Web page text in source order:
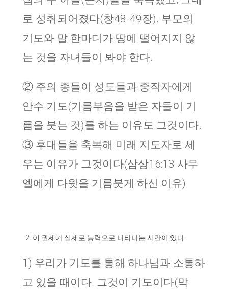
로 성취되어졌다(창48-49장). 부모의
기도와 말 한마디가 땅에 떨어지지 않
는 것을 자녀들이 봐야 한다.
② 주의 종들이 성도들과 중직자에게
안수 기도(기름부음을 받은 자들이 기
름을 붓는 것)를 하는 이유도 그것이다.
③ 후대들을 축복해 미래 지도자로 세
우는 이유가 그것이다(삼상16:13 사무
엘에게 다윗을 기름붓게 하신 이유)
이 권세가 실제로 능력으로 나타나는 시간이 있다.
1) 우리가 기도를 통해 하나님과 소통하
고 있을 때이다. 그것이 기도이다(막